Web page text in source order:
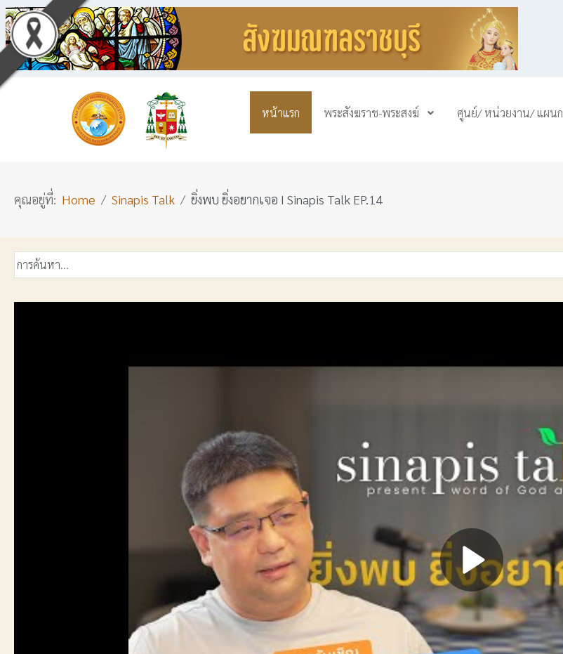
หน้าแรก พระสังฆราช-พระสงฆ์ ศูนย์/ หน่วยงาน/ แผนก
คุณอยู่ที่: Home Sinapis Talk ยิ่งพบ ยิ่งอยากเจอ I Sinapis Talk EP.14